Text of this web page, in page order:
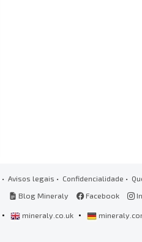
• Avisos legais • Confidencialidade •
Blog Mineraly
Facebook
• mineraly.co.uk •